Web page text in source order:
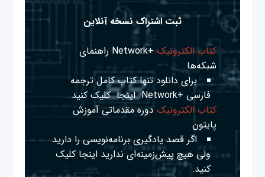
ثبت اشتراک نسخه آنلاین
کتاب الکترونیک
+Network راهنمای
شبکه‌ها
برای دانلود تنها کتاب کامل ترجمه
فارسی +Network
اینجا کلیک کنید.
کتاب الکترونیک دوره مقدماتی آموزش
پایتون
اگر قصد یادگیری برنامه‌نویسی را دارید
ولی هیچ پیش‌زمینه‌ای نداریداینجا کلیک
کنید.